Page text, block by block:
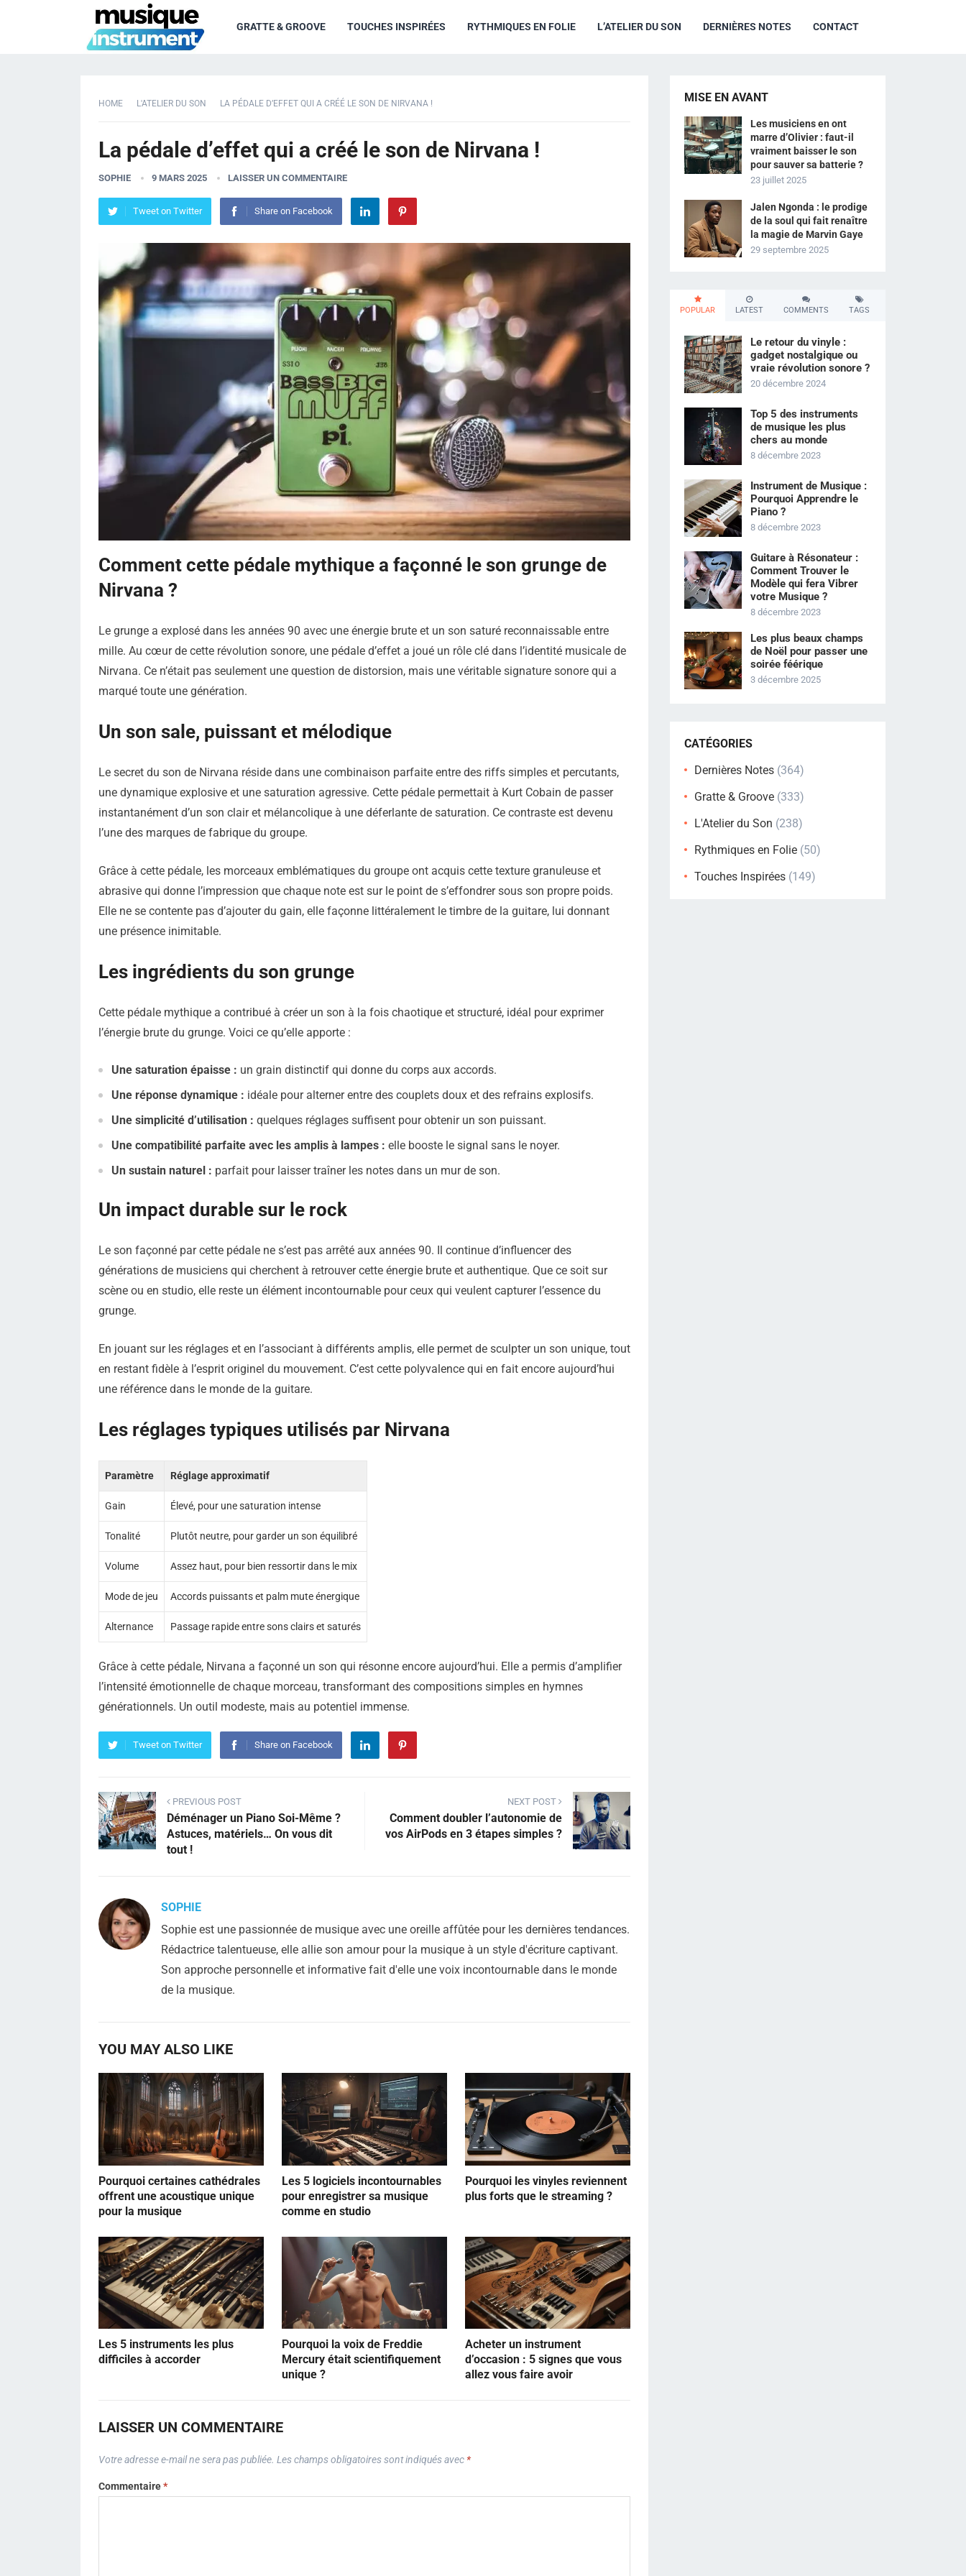
GRATTE & GROOVE TOUCHES INSPIRÉES RYTHMIQUES EN FOLIE L’ATELIER DU SON DERNIÈRES NOTES CONTACT
HOME L'ATELIER DU SON LA PÉDALE D’EFFET QUI A CRÉÉ LE SON DE NIRVANA !
La pédale d’effet qui a créé le son de Nirvana !
SOPHIE 9 MARS 2025 LAISSER UN COMMENTAIRE
Tweet on Twitter Share on Facebook
Comment cette pédale mythique a façonné le son grunge de
Nirvana ?
Le grunge a explosé dans les années 90 avec une énergie brute et un son saturé reconnaissable entre
mille. Au cœur de cette révolution sonore, une pédale d’effet a joué un rôle clé dans l’identité musicale de
Nirvana. Ce n’était pas seulement une question de distorsion, mais une véritable signature sonore qui a
marqué toute une génération.
Un son sale, puissant et mélodique
Le secret du son de Nirvana réside dans une combinaison parfaite entre des riffs simples et percutants,
une dynamique explosive et une saturation agressive. Cette pédale permettait à Kurt Cobain de passer
instantanément d’un son clair et mélancolique à une déferlante de saturation. Ce contraste est devenu
l’une des marques de fabrique du groupe.
Grâce à cette pédale, les morceaux emblématiques du groupe ont acquis cette texture granuleuse et
abrasive qui donne l’impression que chaque note est sur le point de s’effondrer sous son propre poids.
Elle ne se contente pas d’ajouter du gain, elle façonne littéralement le timbre de la guitare, lui donnant
une présence inimitable.
Les ingrédients du son grunge
Cette pédale mythique a contribué à créer un son à la fois chaotique et structuré, idéal pour exprimer
l’énergie brute du grunge. Voici ce qu’elle apporte :
Une saturation épaisse : un grain distinctif qui donne du corps aux accords.
Une réponse dynamique : idéale pour alterner entre des couplets doux et des refrains explosifs.
Une simplicité d’utilisation : quelques réglages suffisent pour obtenir un son puissant.
Une compatibilité parfaite avec les amplis à lampes : elle booste le signal sans le noyer.
Un sustain naturel : parfait pour laisser traîner les notes dans un mur de son.
Un impact durable sur le rock
Le son façonné par cette pédale ne s’est pas arrêté aux années 90. Il continue d’influencer des
générations de musiciens qui cherchent à retrouver cette énergie brute et authentique. Que ce soit sur
scène ou en studio, elle reste un élément incontournable pour ceux qui veulent capturer l’essence du
grunge.
En jouant sur les réglages et en l’associant à différents amplis, elle permet de sculpter un son unique, tout
en restant fidèle à l’esprit originel du mouvement. C’est cette polyvalence qui en fait encore aujourd’hui
une référence dans le monde de la guitare.
Les réglages typiques utilisés par Nirvana
Paramètre Réglage approximatif
Gain Élevé, pour une saturation intense
Tonalité Plutôt neutre, pour garder un son équilibré
Volume Assez haut, pour bien ressortir dans le mix
Mode de jeu Accords puissants et palm mute énergique
Alternance Passage rapide entre sons clairs et saturés
Grâce à cette pédale, Nirvana a façonné un son qui résonne encore aujourd’hui. Elle a permis d’amplifier
l’intensité émotionnelle de chaque morceau, transformant des compositions simples en hymnes
générationnels. Un outil modeste, mais au potentiel immense.
Tweet on Twitter Share on Facebook
PREVIOUS POST
Déménager un Piano Soi-Même ?
Astuces, matériels… On vous dit
tout !
NEXT POST
Comment doubler l’autonomie de
vos AirPods en 3 étapes simples ?
SOPHIE
Sophie est une passionnée de musique avec une oreille affûtée pour les dernières tendances.
Rédactrice talentueuse, elle allie son amour pour la musique à un style d'écriture captivant.
Son approche personnelle et informative fait d'elle une voix incontournable dans le monde
de la musique.
YOU MAY ALSO LIKE
Pourquoi certaines cathédrales
offrent une acoustique unique
pour la musique
Les 5 logiciels incontournables
pour enregistrer sa musique
comme en studio
Pourquoi les vinyles reviennent
plus forts que le streaming ?
Les 5 instruments les plus
difficiles à accorder
Pourquoi la voix de Freddie
Mercury était scientifiquement
unique ?
Acheter un instrument
d’occasion : 5 signes que vous
allez vous faire avoir
LAISSER UN COMMENTAIRE
Votre adresse e-mail ne sera pas publiée. Les champs obligatoires sont indiqués avec *
Commentaire*
MISE EN AVANT
Les musiciens en ont
marre d’Olivier : faut-il
vraiment baisser le son
pour sauver sa batterie ?
23 juillet 2025
Jalen Ngonda : le prodige
de la soul qui fait renaître
la magie de Marvin Gaye
29 septembre 2025
POPULAR LATEST COMMENTS TAGS
Le retour du vinyle :
gadget nostalgique ou
vraie révolution sonore ?
20 décembre 2024
Top 5 des instruments
de musique les plus
chers au monde
8 décembre 2023
Instrument de Musique :
Pourquoi Apprendre le
Piano ?
8 décembre 2023
Guitare à Résonateur :
Comment Trouver le
Modèle qui fera Vibrer
votre Musique ?
8 décembre 2023
Les plus beaux champs
de Noël pour passer une
soirée féérique
3 décembre 2025
CATÉGORIES
Dernières Notes (364)
Gratte & Groove (333)
L'Atelier du Son (238)
Rythmiques en Folie (50)
Touches Inspirées (149)